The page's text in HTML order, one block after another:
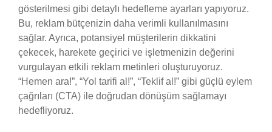
gösterilmesi gibi detaylı hedefleme ayarları yapıyoruz.
Bu, reklam bütçenizin daha verimli kullanılmasını
sağlar. Ayrıca, potansiyel müşterilerin dikkatini
çekecek, harekete geçirici ve işletmenizin değerini
vurgulayan etkili reklam metinleri oluşturuyoruz.
“Hemen ara!”, “Yol tarifi al!”, “Teklif al!” gibi güçlü eylem
çağrıları (CTA) ile doğrudan dönüşüm sağlamayı
hedefliyoruz.